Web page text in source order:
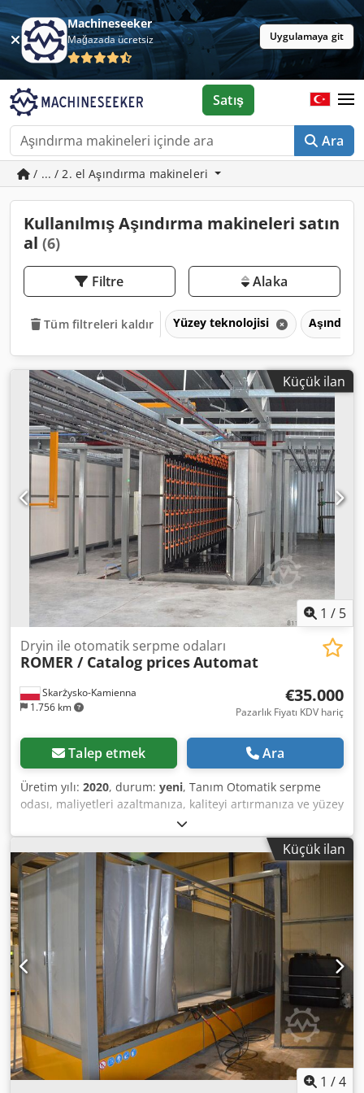
Machineseeker
Mağazada ücretsiz Uygulamaya git
Ara
Satış
/ ... / 2. el Aşındırma makineleri
Kullanılmış Aşındırma makineleri satın
al (6)
Filtre Alaka
Tüm filtreleri kaldır Yüzey teknolojisi
Küçük ilan
1 / 5
Skarżysko-Kamienna
1.756 km
Dryin ile otomatik serpme odaları
ROMER / Catalog pricesAutomat
€35.000
Pazarlık Fiyatı KDV hariç
Talep etmek Ara
Üretim yılı: 2020, durum: yeni, Tanım Otomatik serpme
odası, maliyetleri azaltmanıza, kaliteyi artırmanıza ve yüzey
hazırlama işleminin verimliliğini artırmanıza olanak
tanıyan bir çözümdür. Otomatik serpme odası bir dizi
sprey pompası ile donatılmıştır, süreç sonraki işlemlere
geçtikten sonra mümkün olduğunca az sıvı olacak, böylece
para tasarrufu sağlayacak ve yıkama kalitesini artıracak
şekilde tasarlanmıştır. Bu çok önemlidir, çünkü bu
çözümler kullanılmadan yapılan sistemlerde belirgin
tasarruflar gelecekte kimya ve atık bertarafı ile ilişkili çok
daha yüksek maliyetler oluşturabilir ve bu daha da fazla
olacaktır. Ayrıca gerekli banyo parametrelerinin
korunmasına ilişkin sorunlara da dikkat edilmelidir.
Araştırma ve geliştirme çalışmaları, yıkama işleminden
sonra bir dizi fan tarafından üflenen sıcak hava ile
kurutma ayrıntılarına (isteğe bağlı) sahip bir yağmurlama
odası geliştirmemizi sağladı. Yağmurlama odası, kendi
makro programlarınızı oluşturmak için, her biri 10
Küçük ilan
1 /4